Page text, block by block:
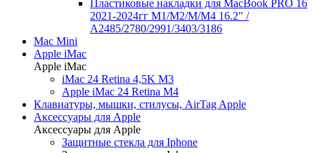
Пластиковые накладки для MacBook PRO 16
2021-2024гг M1/M2/M/M4 16.2" /
А2485/2780/2991/3403/3186
Mac Mini
Apple iMac
Apple iMac
iMac 24 Retina 4,5K M3
Apple iMac 24 Retina M4
Клавиатуры, мышки, стилусы, AirTag Apple
Аксессуары для Apple
Аксессуары для Apple
Защитные стекла для Iphone